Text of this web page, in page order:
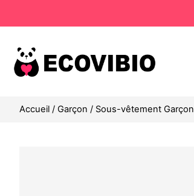
Accueil / Garçon / Sous-vêtement Garçon